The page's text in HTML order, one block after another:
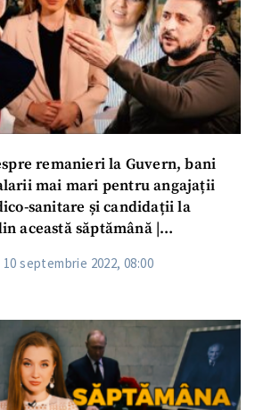
remanieri la Guvern, bani
mai mari pentru angajații
sanitare și candidații la
această săptămână |
10 septembrie 2022, 08:00
meu
meu
sunt de
politica de